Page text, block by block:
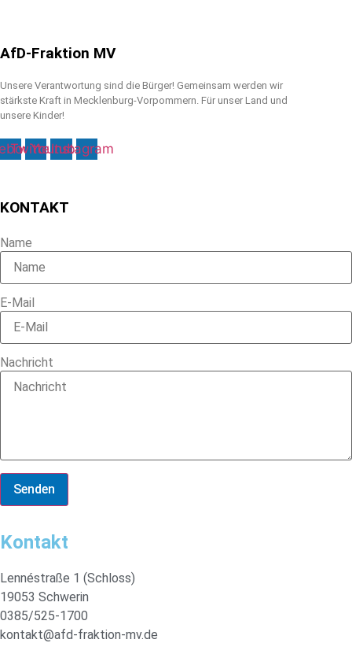
AfD-Fraktion MV
Unsere Verantwortung sind die Bürger! Gemeinsam werden wir
stärkste Kraft in Mecklenburg-Vorpommern. Für unser Land und
unsere Kinder!
TwitterYoutube
Instagram
KONTAKT
Name
E-Mail
Nachricht
Senden
Kontakt
Lennéstraße 1 (Schloss)
19053 Schwerin
0385/525-1700
kontakt@afd-fraktion-mv.de